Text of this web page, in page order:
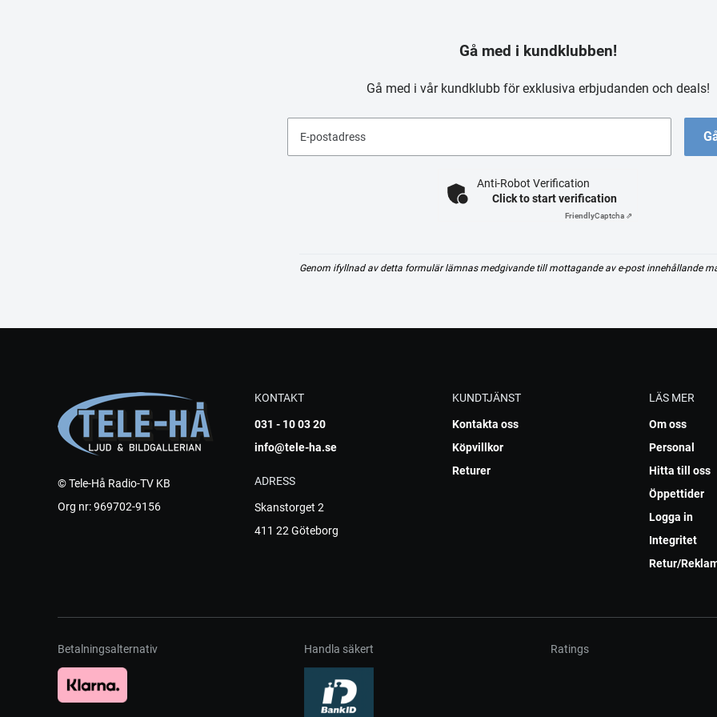
Gå med i kundklubben!
Gå med i vår kundklubb för exklusiva erbjudanden och deals!
E-postadress
Anti-Robot Verification
Click to start verification
FriendlyCaptcha ⇗
Genom ifyllnad av detta formulär lämnas medgivande till mottagande av e-post innehållande
© Tele-Hå Radio-TV KB
Org nr: 969702-9156
KONTAKT
031 - 10 03 20
info@tele-ha.se
ADRESS
Skanstorget 2
411 22 Göteborg
KUNDTJÄNST
Kontakta oss
Köpvillkor
Returer
LÄS MER
Om oss
Personal
Hitta till oss
Öppettider
Logga in
Integritet
Retur/
Betalningsalternativ Handla säkert Ratings